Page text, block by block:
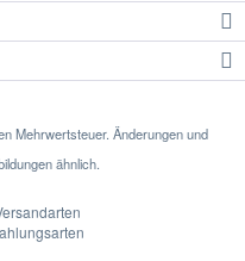
Mehrwertsteuer. Änderungen und
ähnlich.